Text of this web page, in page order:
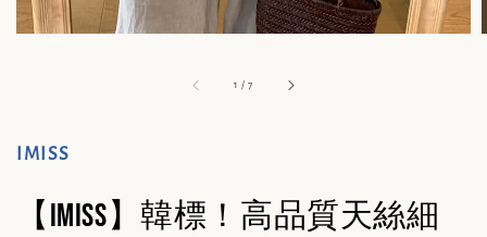
1 /7
IMISS
【IMISS】韓標！高品質天絲細